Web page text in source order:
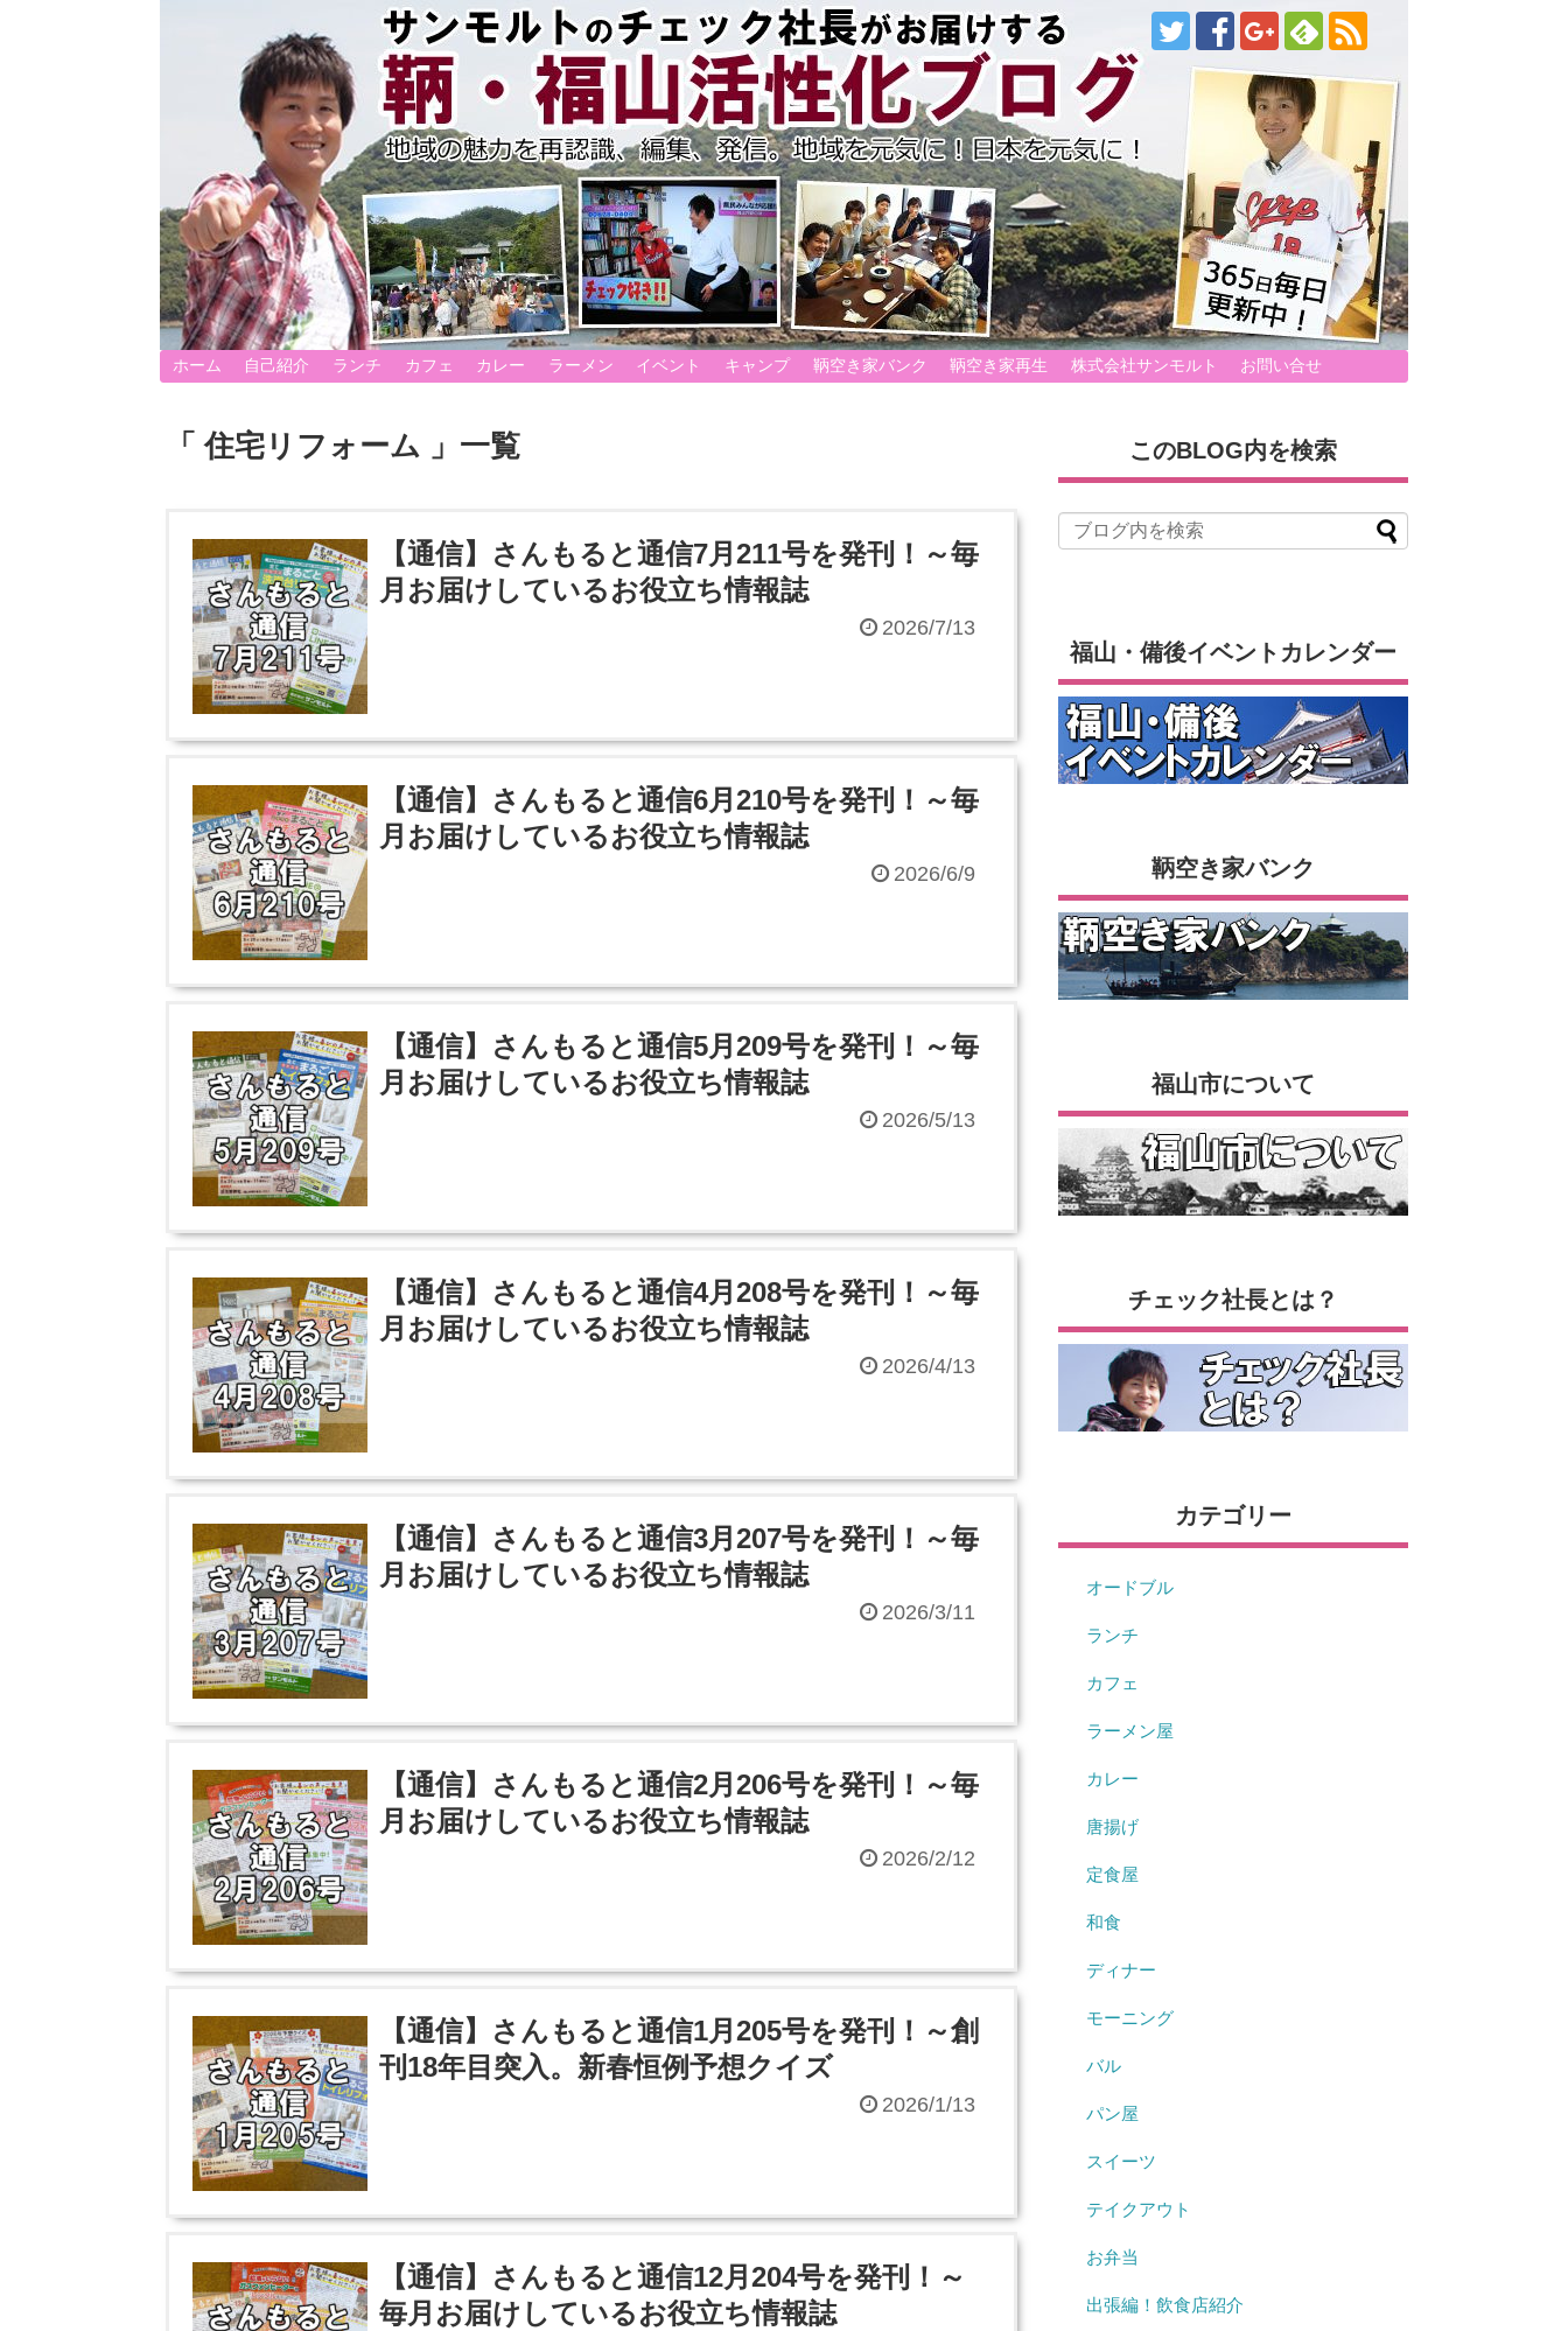
ホーム 自己紹介 ランチ カフェ カレー ラーメン イベント キャンプ 鞆空き家バンク 鞆空き家再生 株式会社サンモルト お問い合せ
「 住宅リフォーム 」一覧
【通信】さんもると通信7月211号を発刊！～毎
月お届けしているお役立ち情報誌
2026/7/13
【通信】さんもると通信6月210号を発刊！～毎
月お届けしているお役立ち情報誌
2026/6/9
【通信】さんもると通信5月209号を発刊！～毎
月お届けしているお役立ち情報誌
2026/5/13
【通信】さんもると通信4月208号を発刊！～毎
月お届けしているお役立ち情報誌
2026/4/13
【通信】さんもると通信3月207号を発刊！～毎
月お届けしているお役立ち情報誌
2026/3/11
【通信】さんもると通信2月206号を発刊！～毎
月お届けしているお役立ち情報誌
2026/2/12
【通信】さんもると通信1月205号を発刊！～創
刊18年目突入。新春恒例予想クイズ
2026/1/13
【通信】さんもると通信12月204号を発刊！～
毎月お届けしているお役立ち情報誌
このBLOG内を検索
福山・備後イベントカレンダー
鞆空き家バンク
福山市について
チェック社長とは？
カテゴリー
オードブル
ランチ
カフェ
ラーメン屋
カレー
唐揚げ
定食屋
和食
ディナー
モーニング
バル
パン屋
スイーツ
テイクアウト
お弁当
出張編！飲食店紹介